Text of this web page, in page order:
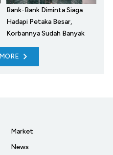
Bank-Bank Diminta Siaga
Hadapi Petaka Besar,
Korbannya Sudah Banyak
Market
News